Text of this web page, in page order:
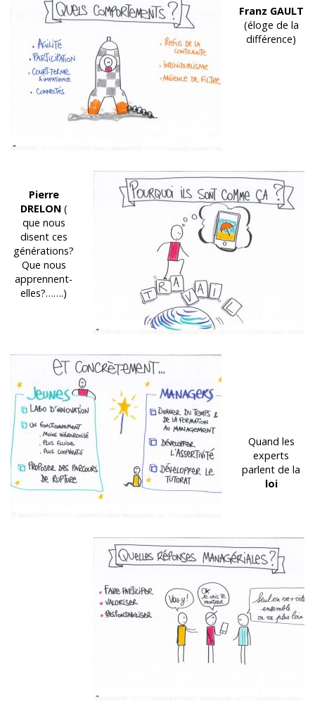
Franz GAULT
(éloge de la
différence)
Pierre
DRELON(
que nous
disent ces
générations?
Que nous
apprennent-
elles?…….)
Quand les
experts
parlent de la
loi